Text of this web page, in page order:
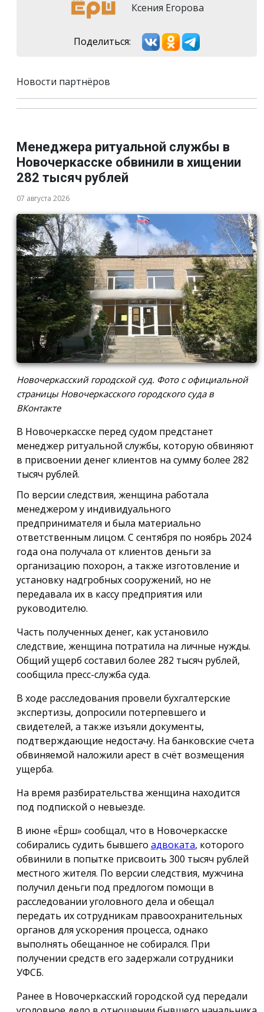
Ксения Егорова
Поделиться:
Новости партнёров
Менеджера ритуальной службы в
Новочеркасске обвинили в хищении
282 тысяч рублей
07 августа 2026
Новочеркасский городской суд. Фото с официальной
страницы Новочеркасского городского суда в
ВКонтакте
В Новочеркасске перед судом предстанет
менеджер ритуальной службы, которую обвиняют
в присвоении денег клиентов на сумму более 282
тысяч рублей.
По версии следствия, женщина работала
менеджером у индивидуального
предпринимателя и была материально
ответственным лицом. С сентября по ноябрь 2024
года она получала от клиентов деньги за
организацию похорон, а также изготовление и
установку надгробных сооружений, но не
передавала их в кассу предприятия или
руководителю.
Часть полученных денег, как установило
следствие, женщина потратила на личные нужды.
Общий ущерб составил более 282 тысяч рублей,
сообщила пресс-служба суда.
В ходе расследования провели бухгалтерские
экспертизы, допросили потерпевшего и
свидетелей, а также изъяли документы,
подтверждающие недостачу. На банковские счета
обвиняемой наложили арест в счёт возмещения
ущерба.
На время разбирательства женщина находится
под подпиской о невыезде.
В июне «Ёрш» сообщал, что в Новочеркасске
собирались судить бывшего адвоката, которого
обвинили в попытке присвоить 300 тысяч рублей
местного жителя. По версии следствия, мужчина
получил деньги под предлогом помощи в
расследовании уголовного дела и обещал
передать их сотрудникам правоохранительных
органов для ускорения процесса, однако
выполнять обещанное не собирался. При
получении средств его задержали сотрудники
УФСБ.
Ранее в Новочеркасский городской суд передали